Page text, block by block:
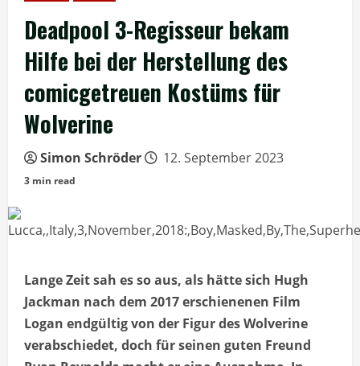
Deadpool 3-Regisseur bekam
Hilfe bei der Herstellung des
comicgetreuen Kostüms für
Wolverine
Simon Schröder 12. September 2023
3 min read
Lange Zeit sah es so aus, als hätte sich Hugh
Jackman nach dem 2017 erschienenen Film
Logan endgültig von der Figur des Wolverine
verabschiedet, doch für seinen guten Freund